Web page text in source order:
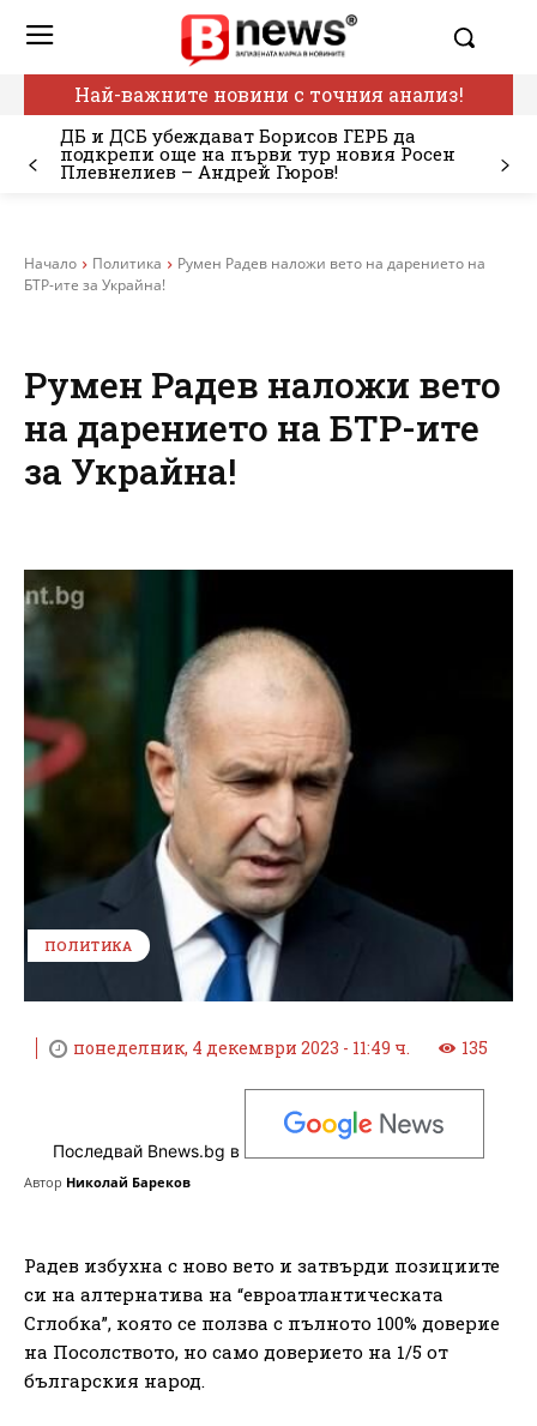
Най-важните новини с точния анализ!
ДБ и ДСБ убеждават Борисов ГЕРБ да
подкрепи още на първи тур новия Росен
Плевнелиев – Андрей Гюров!
Начало Политика
Румен Радев наложи вето на дарението на
БТР-ите за Украйна!
Румен Радев наложи вето
на дарението на БТР-ите
за Украйна!
ПОЛИТИКА
понеделник, 4 декември 2023 - 11:49 ч. 135
Последвай Bnews.bg в
Автор Николай Бареков
Радев избухна с ново вето и затвърди позициите
си на алтернатива на “евроатлантическата
Сглобка”, която се ползва с пълното 100% доверие
на Посолството, но само доверието на 1/5 от
българския народ.